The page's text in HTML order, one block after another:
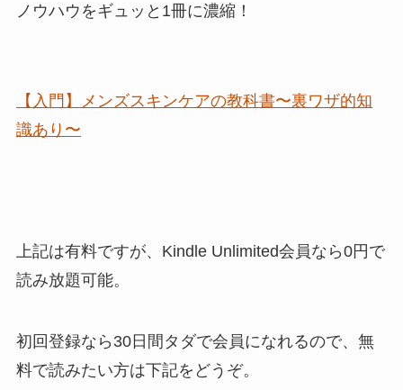
ノウハウをギュッと1冊に濃縮！
【入門】メンズスキンケアの教科書〜裏ワザ的知
識あり〜
上記は有料ですが、Kindle Unlimited会員なら0円で
読み放題可能。
初回登録なら30日間タダで会員になれるので、無
料で読みたい方は下記をどうぞ。